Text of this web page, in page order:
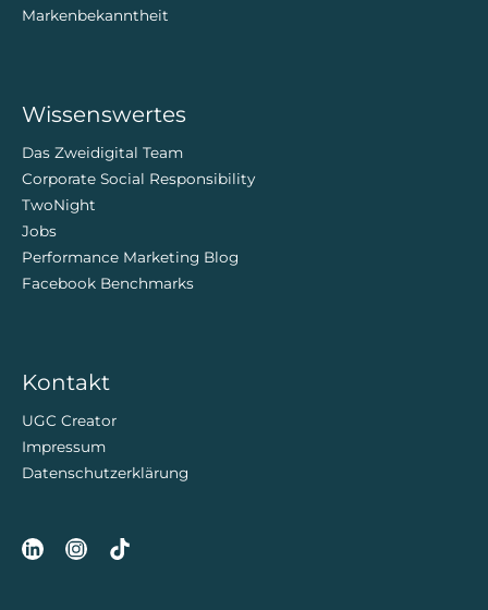
Markenbekanntheit
Wissenswertes
Das Zweidigital Team
Corporate Social Responsibility
TwoNight
Jobs
Performance Marketing Blog
Facebook Benchmarks
Kontakt
UGC Creator
Impressum
Datenschutzerklärung